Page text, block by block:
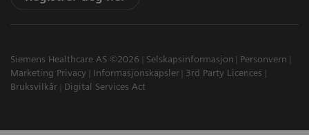
Siemens Healthcare AS ©2026 Selskapsinformasjon
Personvern
Marketing Privacy
Informasjonskapsler
3rd Party Licences
Bruksvilkår
Digital Services Act